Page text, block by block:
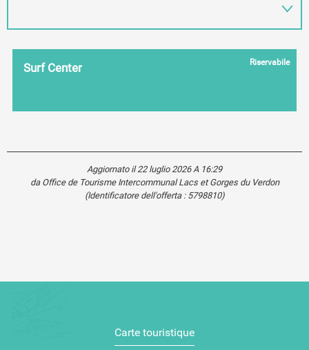
Surf Center Riservabile
Aggiornato il 22 luglio 2026 A 16:29
da Office de Tourisme Intercommunal Lacs et Gorges du Verdon
(Identificatore dell'offerta : 5798810)
Carte touristique